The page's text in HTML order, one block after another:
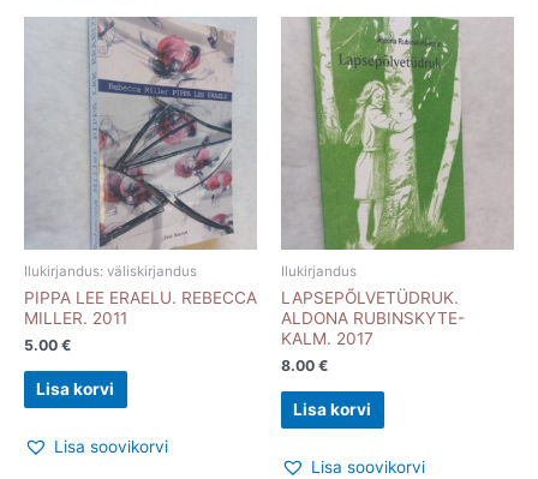
Ilukirjandus: väliskirjandus
PIPPA LEE ERAELU. REBECCA
MILLER. 2011
5.00 €
Lisa korvi
Lisa soovikorvi
Ilukirjandus
LAPSEPÕLVETÜDRUK.
ALDONA RUBINSKYTE-
KALM. 2017
8.00 €
Lisa korvi
Lisa soovikorvi